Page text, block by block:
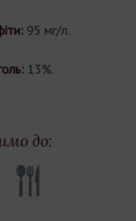
95 мг/л.
13%.
до: